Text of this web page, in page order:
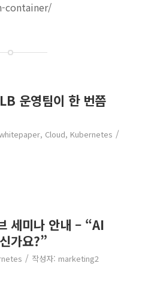
container/
운영팀이 한 번쯤
, Cloud, Kubernetes /
세미나 안내 – “AI
가요?”
/ 작성자: marketing2